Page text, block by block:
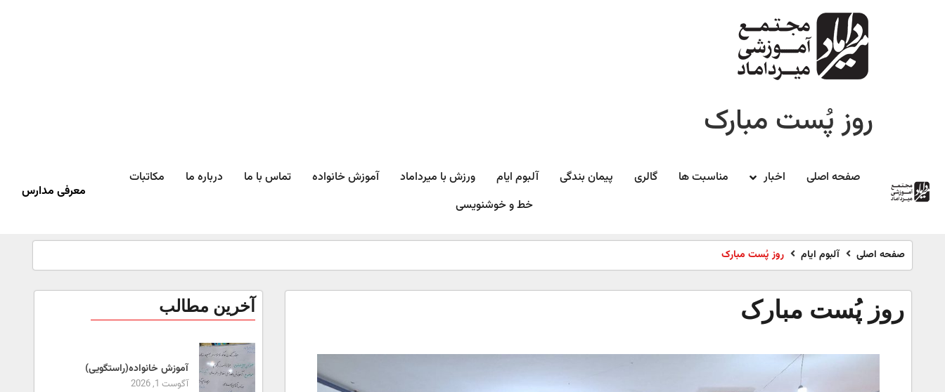
روز پُست مبارک
صفحه اصلی اخبار مناسبت ها گالری پیمان بندگی آلبوم ایام ورزش با میرداماد​ آموزش خانواده تماس با ما درباره ما
مکاتبات
خط و خوشنویسی
معرفی مدارس
صفحه اصلی آلبوم ایام روز پُست مبارک
روز پُست مبارک آخرین مطالب
آموزش خانواده(راستگویی)
آگوست 1, 2026